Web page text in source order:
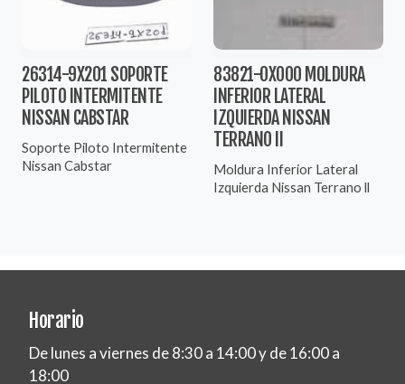
26314-9X201 SOPORTE
PILOTO INTERMITENTE
NISSAN CABSTAR
Soporte Piloto Intermitente
Nissan Cabstar
83821-0X000 MOLDURA
INFERIOR LATERAL
IZQUIERDA NISSAN
TERRANO II
Moldura Inferior Lateral
Izquierda Nissan Terrano ll
Horario
De lunes a viernes de 8:30 a 14:00 y de 16:00 a
18:00